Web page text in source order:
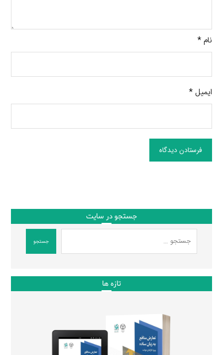
نام*
ایمیل*
فرستادن دیدگاه
جستجو در سایت
جستجو
تازه ها